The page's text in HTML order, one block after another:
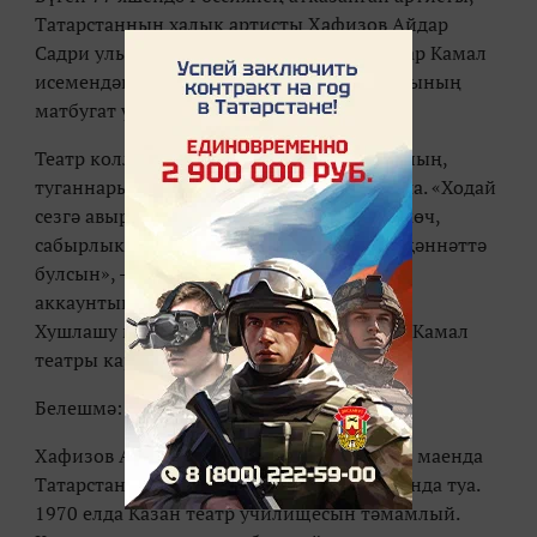
Татарстанның халык артисты Хафизов Айдар
Садри улы вафат булды. Бу хакта Галиәсгар Камал
исемендәге Татар дәүләт Академия театрының
матбугат үзәге хәбәр итә.
Театр коллективы мәрхүмнең якыннарының,
туганнарының тирән кайгысын уртаклаша. «Ходай
сезгә авыр хәсрәтегезне күтәрә алырдай көч,
сабырлык бирсен! Җаны тыныч, урыны җәннәттә
булсын», - дип язылган театрның рәсми
аккаунтында.
Хушлашу мәрәсиме иртәгә 13.00 сәгатьтә Камал
театры каршындагы мәйданда үтә.
Белешмә:
Ха­фи­зов Айдар Садри улы 1943 ел­ның 20 ма­ен­да
Татарстанның Пит­рәч ра­йо­ны Күн авы­лын­да туа.
1970 ел­да Ка­зан те­атр учи­ли­ще­сын тә­мам­лый.